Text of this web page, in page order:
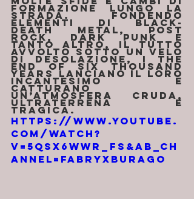
formazione lungo la
strada. Fondendo
elementi di black-
death metal, post
rock, dark punk e
tanto altro, il tutto
avvolto sotto un velo
di desolazione, i The
End Of Six Thousand
Years lanciano il loro
incantesimo e
catturano
un’atmosfera cruda,
ultraterrena e
tragica.
https://www.youtube.
com/watch?
v=5qSX6wwr_Fs&ab_ch
annel=fabryxburago